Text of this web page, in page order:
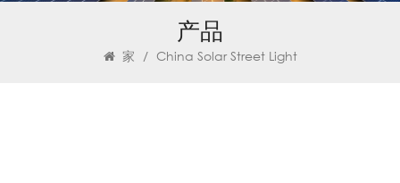
产品
家 / China Solar Street Light